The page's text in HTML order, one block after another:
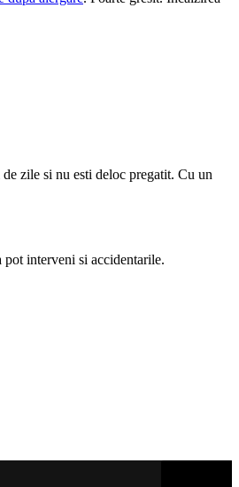
zile si nu esti deloc pregatit. Cu un
pot interveni si accidentarile.